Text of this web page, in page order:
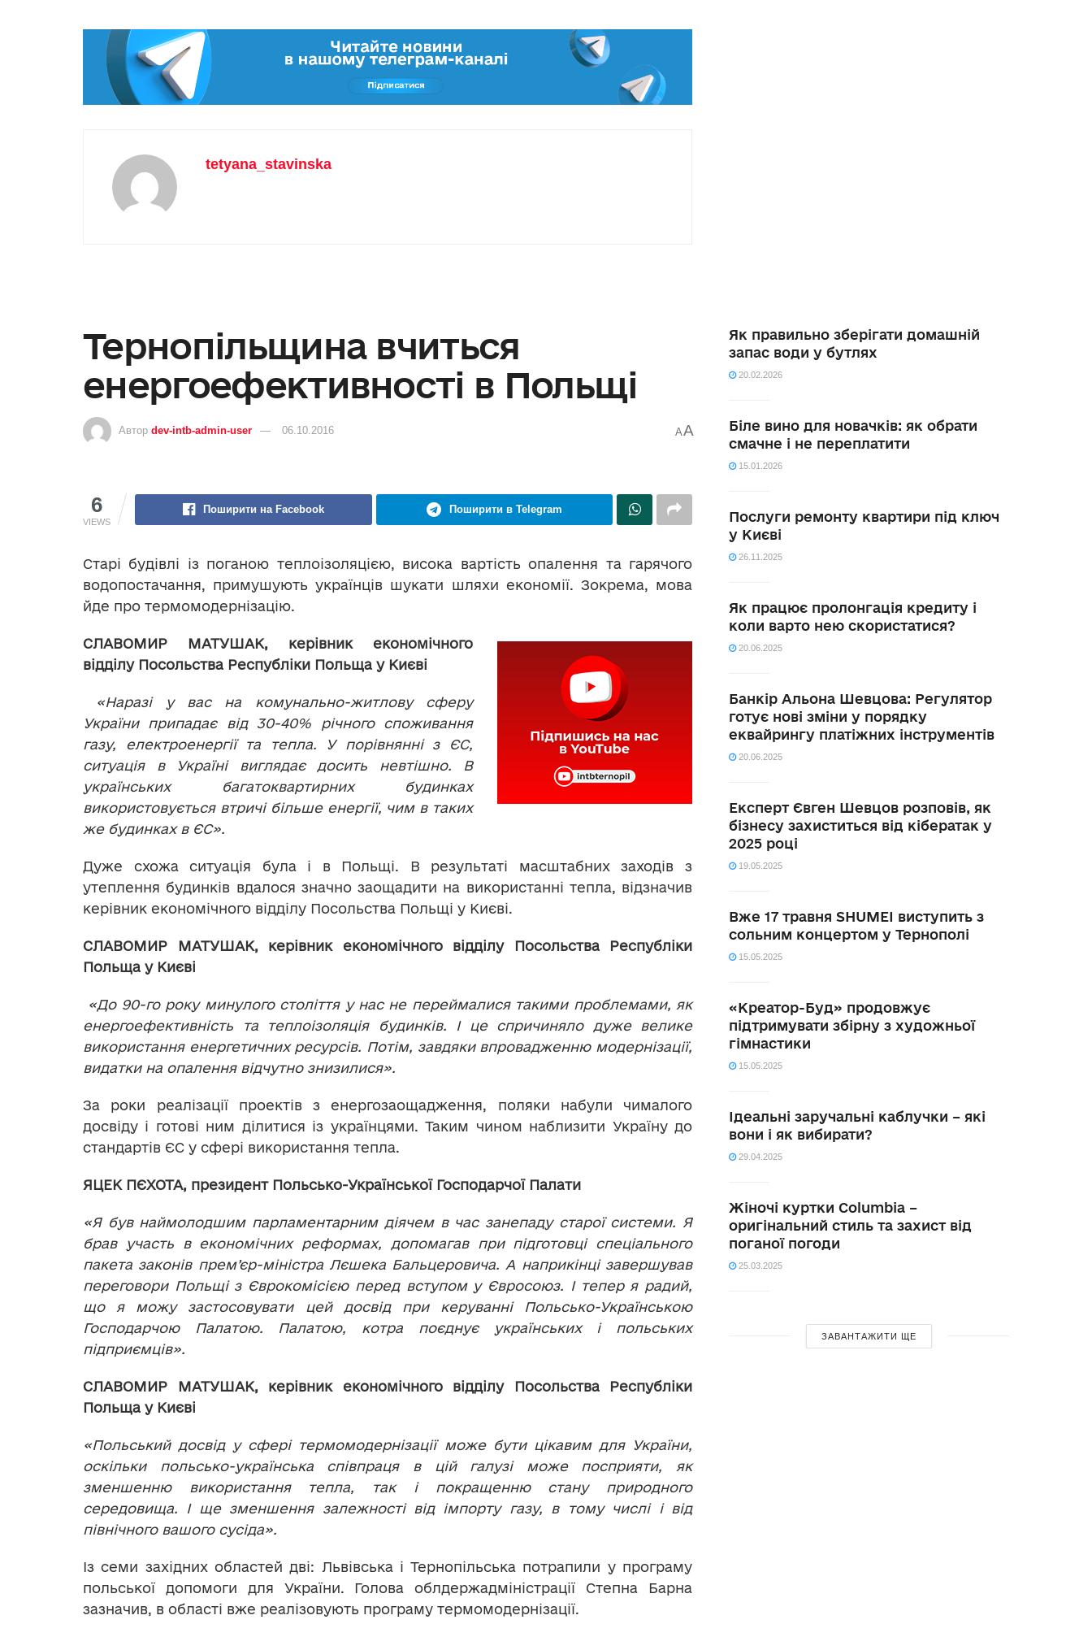
tetyana_stavinska
Тернопільщина вчиться
енергоефективності в Польщі
Автор dev-intb-admin-user 06.10.2016 AA
6
VIEWS
Поширити на Facebook Поширити в Telegram
Старі будівлі із поганою теплоізоляцією, висока вартість опалення та гарячого
водопостачання, примушують українців шукати шляхи економії. Зокрема, мова
йде про термомодернізацію.
СЛАВОМИР МАТУШАК, керівник економічного
відділу Посольства Республіки Польща у Києві
«Наразі у вас на комунально-житлову сферу
України припадає від 30-40% річного споживання
газу, електроенергії та тепла. У порівнянні з ЄС,
ситуація в Україні виглядає досить невтішно. В
українських багатоквартирних будинках
використовується втричі більше енергії, чим в таких
же будинках в ЄС».
Дуже схожа ситуація була і в Польщі. В результаті масштабних заходів з
утеплення будинків вдалося значно заощадити на використанні тепла, відзначив
керівник економічного відділу Посольства Польщі у Києві.
СЛАВОМИР МАТУШАК, керівник економічного відділу Посольства Республіки
Польща у Києві
«До 90-го року минулого століття у нас не переймалися такими проблемами, як
енергоефективність та теплоізоляція будинків. І це спричиняло дуже велике
використання енергетичних ресурсів. Потім, завдяки впровадженню модернізації,
видатки на опалення відчутно знизилися».
За роки реалізації проектів з енергозаощадження, поляки набули чималого
досвіду і готові ним ділитися із українцями. Таким чином наблизити Україну до
стандартів ЄС у сфері використання тепла.
ЯЦЕК ПЄХОТА, президент Польсько-Української Господарчої Палати
«Я був наймолодшим парламентарним діячем в час занепаду старої системи. Я
брав участь в економічних реформах, допомагав при підготовці спеціального
пакета законів прем’єр-міністра Лєшека Бальцеровича. А наприкінці завершував
переговори Польщі з Єврокомісією перед вступом у Євросоюз. І тепер я радий,
що я можу застосовувати цей досвід при керуванні Польсько-Українською
Господарчою Палатою. Палатою, котра поєднує українських і польських
підприємців».
СЛАВОМИР МАТУШАК, керівник економічного відділу Посольства Республіки
Польща у Києві
«Польський досвід у сфері термомодернізації може бути цікавим для України,
оскільки польсько-українська співпраця в цій галузі може посприяти, як
зменшенню використання тепла, так і покращенню стану природного
середовища. І ще зменшення залежності від імпорту газу, в тому числі і від
північного вашого сусіда».
Із семи західних областей дві: Львівська і Тернопільська потрапили у програму
польської допомоги для України. Голова облдержадміністрації Степна Барна
зазначив, в області вже реалізовують програму термомодернізації.
Як правильно зберігати домашній
запас води у бутлях
20.02.2026
Біле вино для новачків: як обрати
смачне і не переплатити
15.01.2026
Послуги ремонту квартири під ключ
у Києві
26.11.2025
Як працює пролонгація кредиту і
коли варто нею скористатися?
20.06.2025
Банкір Альона Шевцова: Регулятор
готує нові зміни у порядку
еквайрингу платіжних інструментів
20.06.2025
Експерт Євген Шевцов розповів, як
бізнесу захиститься від кібератак у
2025 році
19.05.2025
Вже 17 травня SHUMEI виступить з
сольним концертом у Тернополі
15.05.2025
«Креатор-Буд» продовжує
підтримувати збірну з художньої
гімнастики
15.05.2025
Ідеальні заручальні каблучки – які
вони і як вибирати?
29.04.2025
Жіночі куртки Columbia –
оригінальний стиль та захист від
поганої погоди
25.03.2025
ЗАВАНТАЖИТИ ЩЕ